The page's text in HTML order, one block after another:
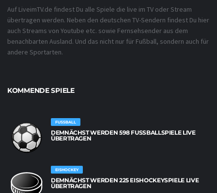
Auf LiveimTV.de findest Du alle Spiele die live im TV oder Stream
übertragen werden. Neben den deutschen TV-Sendern findest Du hier
auch Streams von Youtube etc. sowie Fernsehsender aus dem
benachbarten Ausland. Und das nicht nur für Fußball, sondern auch für
andere Sportarten.
KOMMENDE SPIELE
FUSSBALL
DEMNÄCHST WERDEN 598 FUSSBALLSPIELE LIVE Ü
BERTRAGEN
EISHOCKEY
DEMNÄCHST WERDEN 225 EISHOCKEYSPIELE LIVE
ÜBERTRAGEN